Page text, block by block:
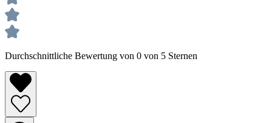
Durchschnittliche Bewertung von 0 von 5 Sternen